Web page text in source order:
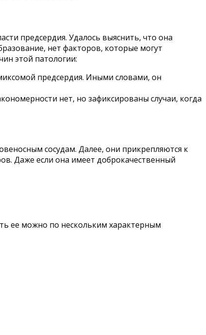
предсердия. Удалось выяснить, что она
нет факторов, которые могут
этой патологии:
предсердия. Иными словами, он
нет, но зафиксированы случаи, когда
сосудам. Далее, они прикрепляются к
Даже если она имеет доброкачественный
ее можно по нескольким характерным